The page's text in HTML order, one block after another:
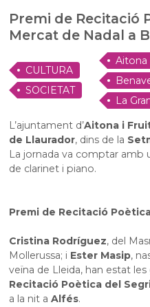
Premi de Recitació
Mercat de Nadal a
CULTURA
SOCIETAT
Aitona
La
L’ajuntament d’Aitona i
de Llaurador, dins de la
La jornada va comptar amb
de clarinet i piano.
Premi de Recitació
Cristina Rodríguez, del
Mollerussa; i Ester Masip,
veïna de Lleida, han estat
Recitació Poètica del
a la nit aAlfés.